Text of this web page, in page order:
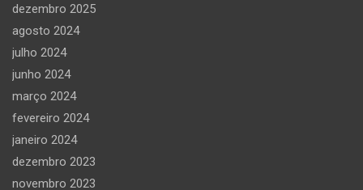
dezembro 2025
agosto 2024
julho 2024
junho 2024
março 2024
fevereiro 2024
janeiro 2024
dezembro 2023
novembro 2023